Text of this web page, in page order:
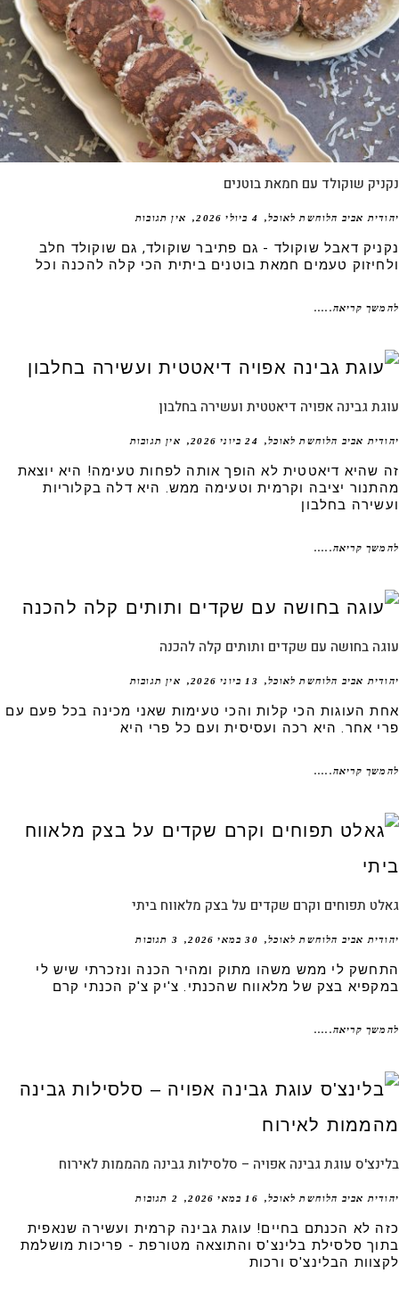
שוקולד עם חמאת בוטנים
אביב הלוחשת לאוכל 4 ביולי 2026 אין תגובות
דאבל שוקולד - גם פתיבר שוקולד, גם שוקולד חלב
טעמים חמאת בוטנים ביתית הכי קלה להכנה וכל
קריאה.....
גבינה אפויה דיאטטית ועשירה בחלבון
אביב הלוחשת לאוכל 24 ביוני 2026 אין תגובות
שהיא דיאטטית לא הופך אותה לפחות טעימה! היא יוצאת
יציבה וקרמית וטעימה ממש. היא דלה בקלוריות
בחלבון
קריאה.....
בחושה עם שקדים ותותים קלה להכנה
אביב הלוחשת לאוכל 13 ביוני 2026 אין תגובות
העוגות הכי קלות והכי טעימות שאני מכינה בכל פעם עם
אחר. היא רכה ועסיסית ועם כל פרי היא
קריאה.....
תפוחים וקרם שקדים על בצק מלאווח ביתי
אביב הלוחשת לאוכל 30 במאי 2026 3 תגובות
לי ממש משהו מתוק ומהיר הכנה ונזכרתי שיש לי
בצק של מלאווח שהכנתי. צ'יק צ'ק הכנתי קרם
קריאה.....
עוגת גבינה אפויה – סלסילות גבינה מהממות לאירוח
אביב הלוחשת לאוכל 16 במאי 2026 2 תגובות
לא הכנתם בחיים! עוגת גבינה קרמית ועשירה שנאפית
סלסילת בלינצ'ס והתוצאה מטורפת - פריכות מושלמת
הבלינצ'ס ורכות